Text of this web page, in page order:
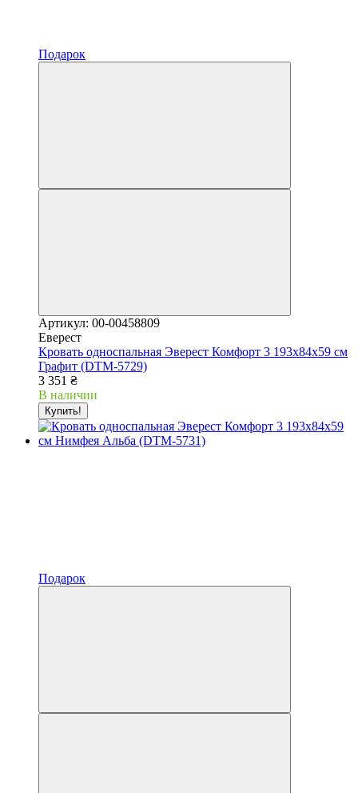
Подарок
Артикул: 00-00458809
Еверест
Кровать односпальная Эверест Комфорт 3 193х84х59 см
Графит (DTM-5729)
3 351 ₴
В наличии
Купить!
Подарок